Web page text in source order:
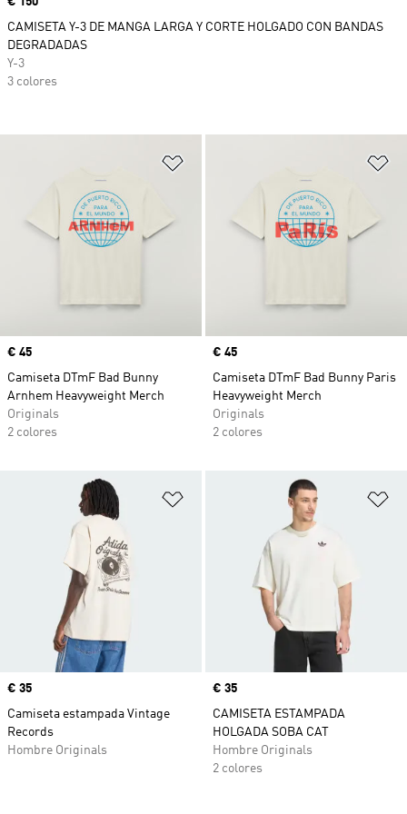
Precio
€ 45
Camiseta DTmF Bad Bunny
Arnhem Heavyweight Merch
Originals
2 colores
Precio
€ 45
Camiseta DTmF Bad Bunny Paris
Heavyweight Merch
Originals
2 colores
Añadir a la lista de deseos
Precio
€ 35
Camiseta estampada Vintage
Records
Hombre Originals
Precio
€ 35
CAMISETA ESTAMPADA
HOLGADA SOBA CAT
Hombre Originals
2 colores
CAMISETA Y-3 DE MANGA LARGA Y CORTE HOLGADO CON BANDAS
DEGRADADAS
Y-3
3 colores